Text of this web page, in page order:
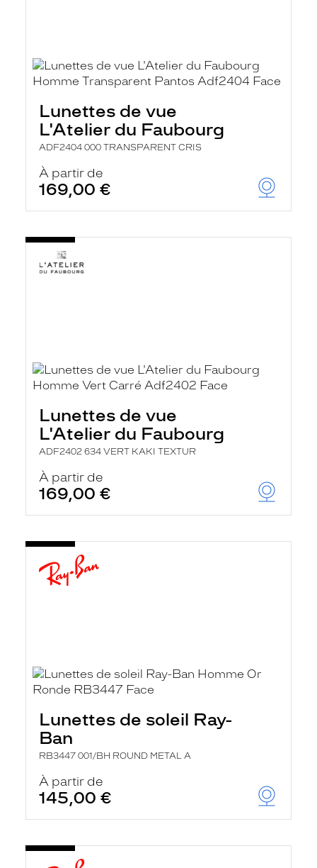
Lunettes de vue
L'Atelier du Faubourg
ADF2404 000 TRANSPARENT CRIS
À partir de
169,00 €
Lunettes de vue
L'Atelier du Faubourg
ADF2402 634 VERT KAKI TEXTUR
À partir de
169,00 €
Lunettes de soleil Ray-
Ban
RB3447 001/BH ROUND METAL A
À partir de
145,00 €